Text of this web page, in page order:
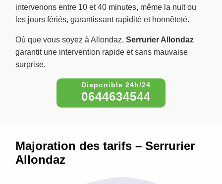
intervenons entre 10 et 40 minutes, même la nuit ou
les jours fériés, garantissant rapidité et honnêteté.
Où que vous soyez à Allondaz, Serrurier Allondaz
garantit une intervention rapide et sans mauvaise
surprise.
0644634544
Majoration des tarifs – Serrurier
Allondaz